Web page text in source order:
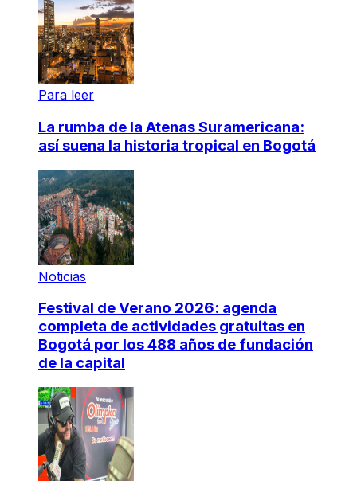
Para leer
La rumba de la Atenas Suramericana:
así suena la historia tropical en Bogotá
Noticias
Festival de Verano 2026: agenda
completa de actividades gratuitas en
Bogotá por los 488 años de fundación
de la capital